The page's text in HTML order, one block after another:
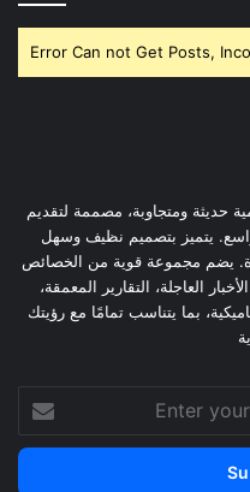
Error Can not Get Posts,
رقمية حديثة ومتجاوبة، مصممة لتقديم
يتميز بتصميم نظيف وسهل
يضم مجموعة قوية من الخصائص
العاجلة، التقارير المعمقة،
بما يتناسب تمامًا مع رؤيتك
Enter
your
Email